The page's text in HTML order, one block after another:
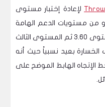
لإعادة إختبار مستوى
من مستويات الدعم الهامة
حالياً. مستوى الدعم الثاني هو مستوى 3.60 ثم المستوى الثالث
وقف الخسارة بعيد نسبياً حيث أنه
الهابط الموضح على